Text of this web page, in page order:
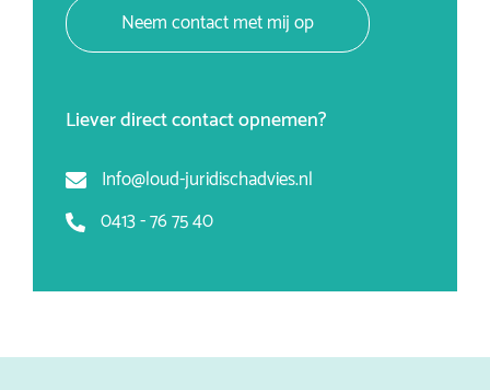
Neem contact met mij op
Liever direct contact opnemen?
Info@loud-juridischadvies.nl
0413 - 76 75 40